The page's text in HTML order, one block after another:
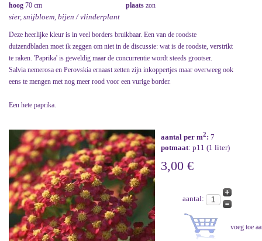
hoog 70 cm plaats zon
sier, snijbloem, bijen / vlinderplant
Deze heerlijke kleur is in veel borders bruikbaar. Een van de roodste
duizendbladen moet ik zeggen om niet in de discussie: wat is de roodste, verstrikt
te raken. 'Paprika' is geweldig maar de concurrentie wordt steeds grootser.
Salvia nemerosa en Perovskia ernaast zetten zijn inkoppertjes maar overweeg ook
eens te mengen met nog meer rood voor een vurige border.
Een hete paprika.
aantal per m2: 7
potmaat: p11 (1 liter)
3,00 €
aantal: